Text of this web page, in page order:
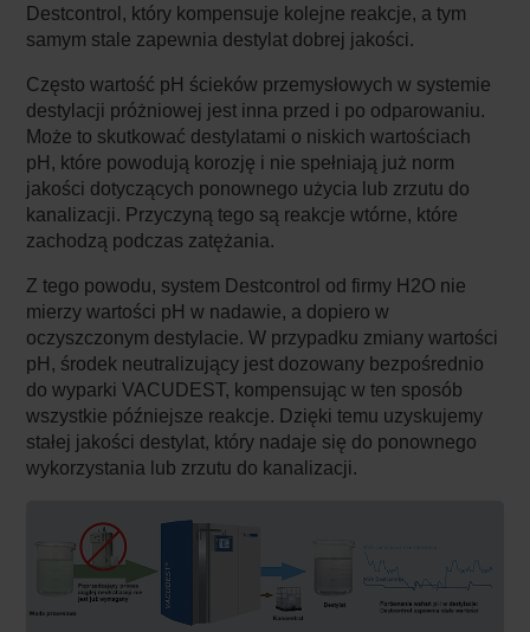
Destcontrol, który kompensuje kolejne reakcje, a tym
samym stale zapewnia destylat dobrej jakości.
Często wartość pH ścieków przemysłowych w systemie
destylacji próżniowej jest inna przed i po odparowaniu.
Może to skutkować destylatami o niskich wartościach
pH, które powodują korozję i nie spełniają już norm
jakości dotyczących ponownego użycia lub zrzutu do
kanalizacji. Przyczyną tego są reakcje wtórne, które
zachodzą podczas zatężania.
Z tego powodu, system Destcontrol od firmy H2O nie
mierzy wartości pH w nadawie, a dopiero w
oczyszczonym destylacie. W przypadku zmiany wartości
pH, środek neutralizujący jest dozowany bezpośrednio
do wyparki VACUDEST, kompensując w ten sposób
wszystkie późniejsze reakcje. Dzięki temu uzyskujemy
stałej jakości destylat, który nadaje się do ponownego
wykorzystania lub zrzutu do kanalizacji.